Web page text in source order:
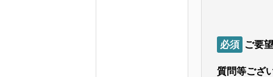
必須 ご要
質問等ござ